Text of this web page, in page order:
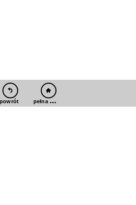
pełna wersja